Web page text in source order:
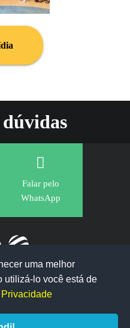
Falar pelo
WhatsApp
uma melhor
utilizá-lo você está de